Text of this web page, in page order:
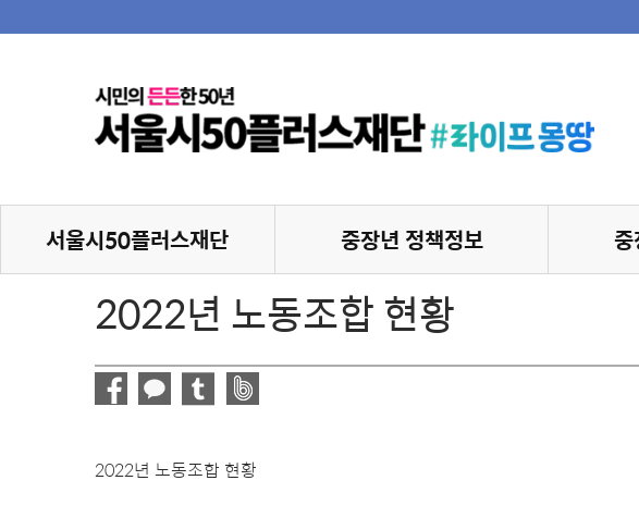
서울시50플러스재단 중장년 정책정보
2022년 노동조합 현황
2022년 노동조합 현황